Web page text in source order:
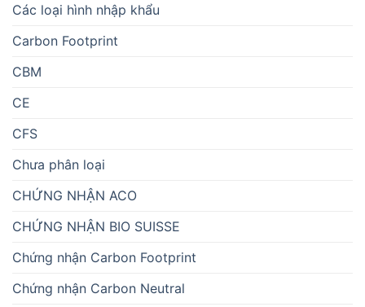
Các loại hình nhập khẩu
Carbon Footprint
CBM
CE
CFS
Chưa phân loại
CHỨNG NHẬN ACO
CHỨNG NHẬN BIO SUISSE
Chứng nhận Carbon Footprint
Chứng nhận Carbon Neutral